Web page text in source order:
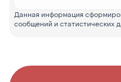
Данная информация
сообщений и статистических